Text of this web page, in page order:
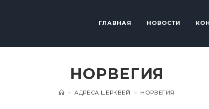
ГЛАВНАЯ НОВОСТИ
НОРВЕГИЯ
> АДРЕСА ЦЕРКВЕЙ > НОРВЕГИЯ